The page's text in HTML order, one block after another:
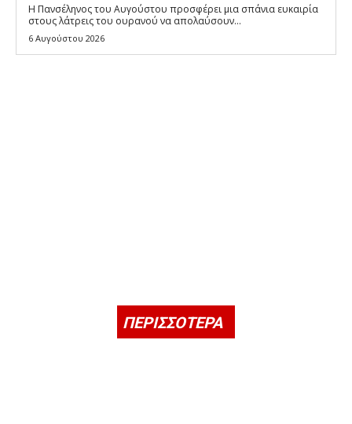
Η Πανσέληνος του Αυγούστου προσφέρει μια σπάνια ευκαιρία
στους λάτρεις του ουρανού να απολαύσουν...
6 Αυγούστου 2026
ΠΕΡΙΣΣΟΤΕΡΑ